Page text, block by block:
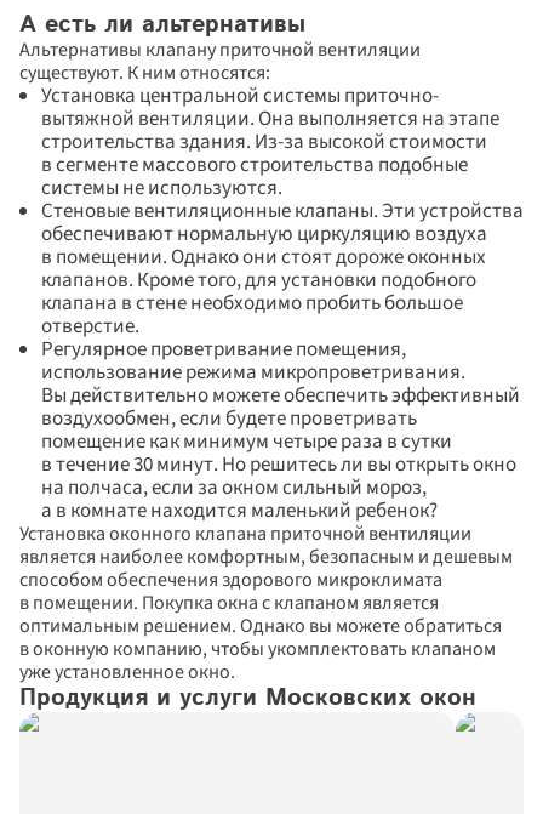
+5%! на новые окна
Отправить
Заполняя и отправляя форму, я даю
своё согласие на обработку моих
персональных данных в соответствии
с ФЗ «О персональных данных» (№152-
ФЗ от 27.07.2006), на условиях
и для целей, определенныхПолитикой
конфиденциальности.
Спасибо за заявку!
Наш менеджер свяжется с вами
в ближайшее время
Вернуться на сайт
Повторить
А есть ли альтернативы
Альтернативы клапану приточной вентиляции
существуют. К ним относятся:
Установка центральной системы приточно-
вытяжной вентиляции. Она выполняется на этапе
строительства здания. Из-за высокой стоимости
в сегменте массового строительства подобные
системы не используются.
Стеновые вентиляционные клапаны. Эти устройства
обеспечивают нормальную циркуляцию воздуха
в помещении. Однако они стоят дороже оконных
клапанов. Кроме того, для установки подобного
клапана в стене необходимо пробить большое
отверстие.
Регулярное проветривание помещения,
использование режима микропроветривания.
Вы действительно можете обеспечить эффективный
воздухообмен, если будете проветривать
помещение как минимум четыре раза в сутки
в течение 30 минут. Но решитесь ли вы открыть окно
на полчаса, если за окном сильный мороз,
а в комнате находится маленький ребенок?
Установка оконного клапана приточной вентиляции
является наиболее комфортным, безопасным и дешевым
способом обеспечения здорового микроклимата
в помещении. Покупка окна с клапаном является
оптимальным решением. Однако вы можете обратиться
в оконную компанию, чтобы укомплектовать клапаном
уже установленное окно.
Продукция и услуги Московских окон